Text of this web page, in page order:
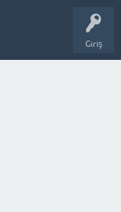
Giriş